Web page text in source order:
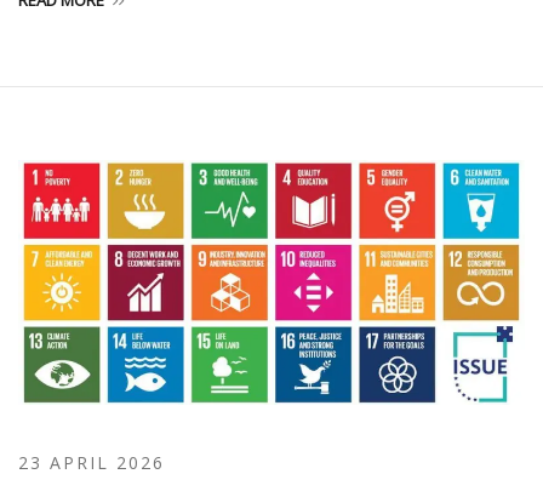
23 APRIL 2026